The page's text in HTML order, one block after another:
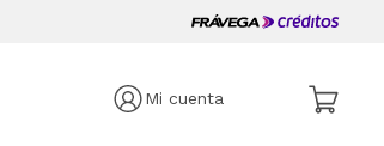
Mi cuenta